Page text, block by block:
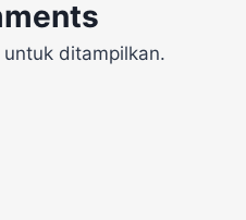
ditampilkan.